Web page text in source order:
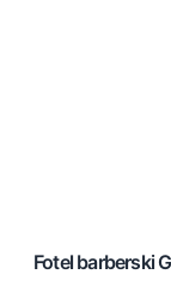
Fotel barberski